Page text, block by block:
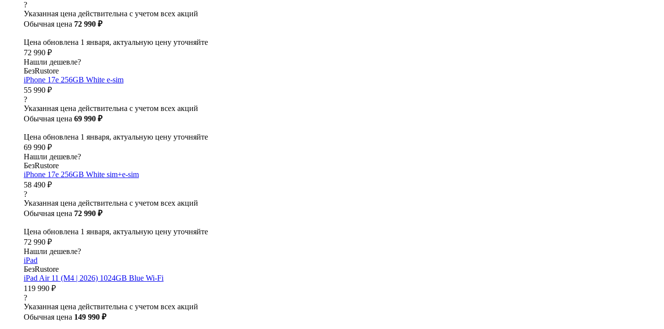
?
Указанная цена действительна с учетом всех акций
Обычная цена 72 990 ₽
Цена обновлена 1 января, актуальную цену уточняйте
72 990 ₽
Нашли дешевле?
БезRustore
iPhone 17e 256GB White e-sim
55 990 ₽
?
Указанная цена действительна с учетом всех акций
Обычная цена 69 990 ₽
Цена обновлена 1 января, актуальную цену уточняйте
69 990 ₽
Нашли дешевле?
БезRustore
iPhone 17e 256GB White sim+e-sim
58 490 ₽
?
Указанная цена действительна с учетом всех акций
Обычная цена 72 990 ₽
Цена обновлена 1 января, актуальную цену уточняйте
72 990 ₽
Нашли дешевле?
iPad
БезRustore
iPad Air 11 (M4 | 2026) 1024GB Blue Wi-Fi
119 990 ₽
?
Указанная цена действительна с учетом всех акций
Обычная цена 149 990 ₽